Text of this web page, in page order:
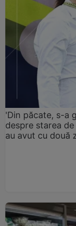
'Din păcate, s-a
despre starea
au avut cu două